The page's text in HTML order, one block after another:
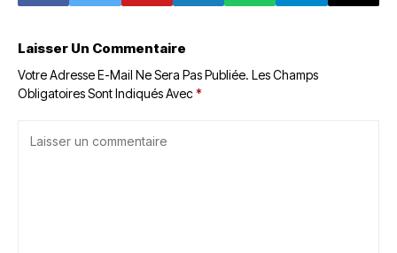
routières et
des populations
Laisser Un Commentaire
Votre Adresse E-Mail Ne Sera Pas Publiée. Les Champs
Obligatoires Sont Indiqués Avec*